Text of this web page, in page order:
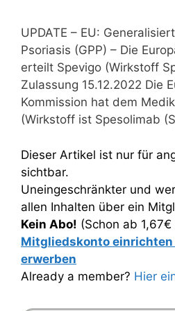
UPDATE – EU:
Psoriasis (GPP) – Die
erteilt Spevigo (Wirkstoff
Zulassung 15.12.2022 Die
Kommission hat dem
(Wirkstoff ist Spesolimab
Dieser Artikel ist nur für
sichtbar.
Uneingeschränkter und
allen Inhalten über ein
Kein Abo! (Schon ab
Mitgliedskonto einrichten
erwerben
Already a member? Hier